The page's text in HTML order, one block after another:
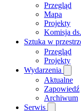
Przegląd
Mapa
Projekty
Komisja
Sztuka w
Przegląd
Projekty
Wydarzenia
Aktualne
Zapowiedź
Archiwum
Serwis